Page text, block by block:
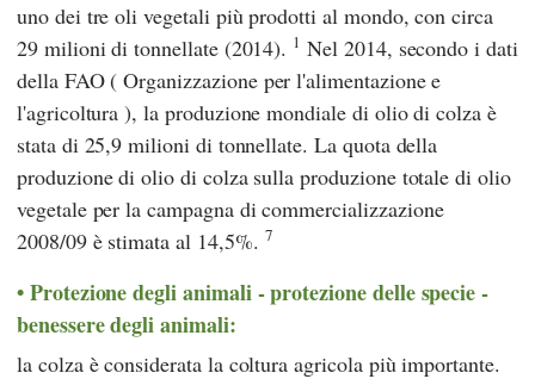
uno dei tre oli vegetali più prodotti al mondo, con circa
29 milioni di tonnellate (2014). 1 Nel 2014, secondo i dati
della FAO(Organizzazione per l'alimentazione e
l'agricoltura ), la produzione mondiale di olio di colza è
stata di 25,9 milioni di tonnellate. La quota della
produzione di olio di colza sulla produzione totale di olio
vegetale per la campagna di commercializzazione
2008/09 è stimata al 14,5%. 7
Protezione degli animali - protezione delle specie -
benessere degli animali:
la colza è considerata la coltura agricola più importante.